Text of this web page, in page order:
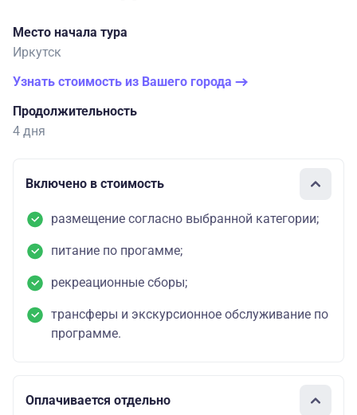
Место начала тура
Иркутск
Узнать стоимость из Вашего города
Продолжительность
4 дня
Включено в стоимость
размещение согласно выбранной категории;
питание по прогамме;
рекреационные сборы;
трансферы и экскурсионное обслуживание по
программе.
Оплачивается отдельно